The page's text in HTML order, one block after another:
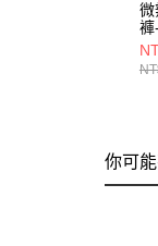
微
褲
你可